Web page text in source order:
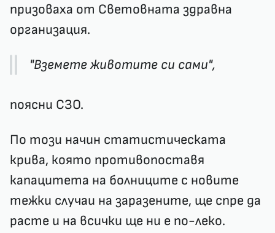
призоваха от Световната здравна
организация.
"Вземете животите си сами",
поясни СЗО.
По този начин статистическата
крива, която противопоставя
капацитета на болниците с новите
тежки случаи на заразените, ще спре да
расте и на всички ще ни е по-леко.